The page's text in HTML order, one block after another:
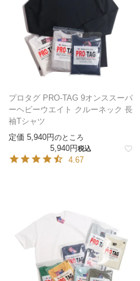
プロタグ PRO-TAG 9オンススーパ
ーヘビーウエイト クルーネック 長
袖Tシャツ
定価 5,940 のところ
5,940 税込
4.67